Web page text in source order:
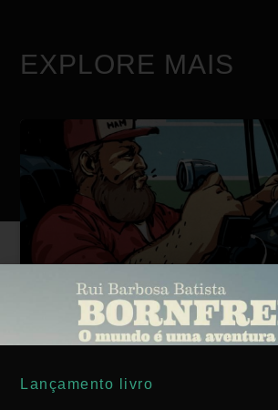
EXPLORE MAIS
Nicarágua: ‘Super-Ronny’, O
Lançamento livro